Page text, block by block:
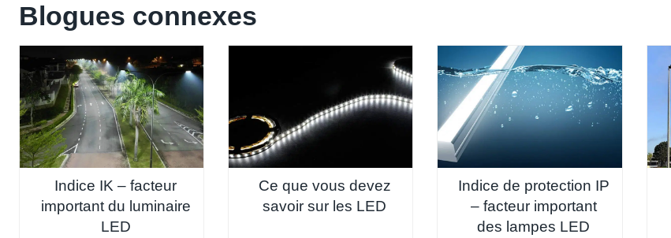
Blogues connexes
Indice IK – facteur
important du luminaire
LED
Ce que vous devez
savoir sur les LED
Indice de protection IP
– facteur important
des lampes LED